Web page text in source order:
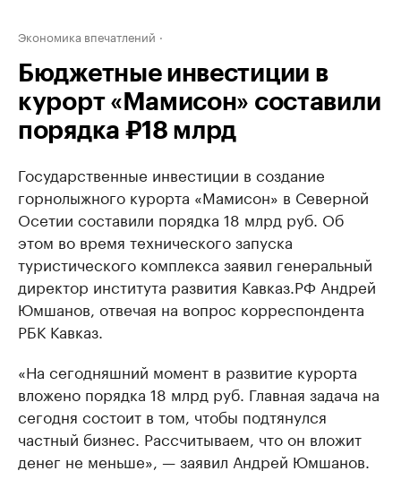
Экономика впечатлений
Бюджетные инвестиции в
курорт «Мамисон» составили
порядка ₽18 млрд
Государственные инвестиции в создание
горнолыжного курорта «Мамисон» в Северной
Осетии составили порядка 18 млрд руб. Об
этом во время технического запуска
туристического комплекса заявил генеральный
директор института развития Кавказ.РФ Андрей
Юмшанов, отвечая на вопрос корреспондента
РБК Кавказ.
«На сегодняшний момент в развитие курорта
вложено порядка 18 млрд руб. Главная задача на
сегодня состоит в том, чтобы подтянулся
частный бизнес. Рассчитываем, что он вложит
денег не меньше», — заявил Андрей Юмшанов.